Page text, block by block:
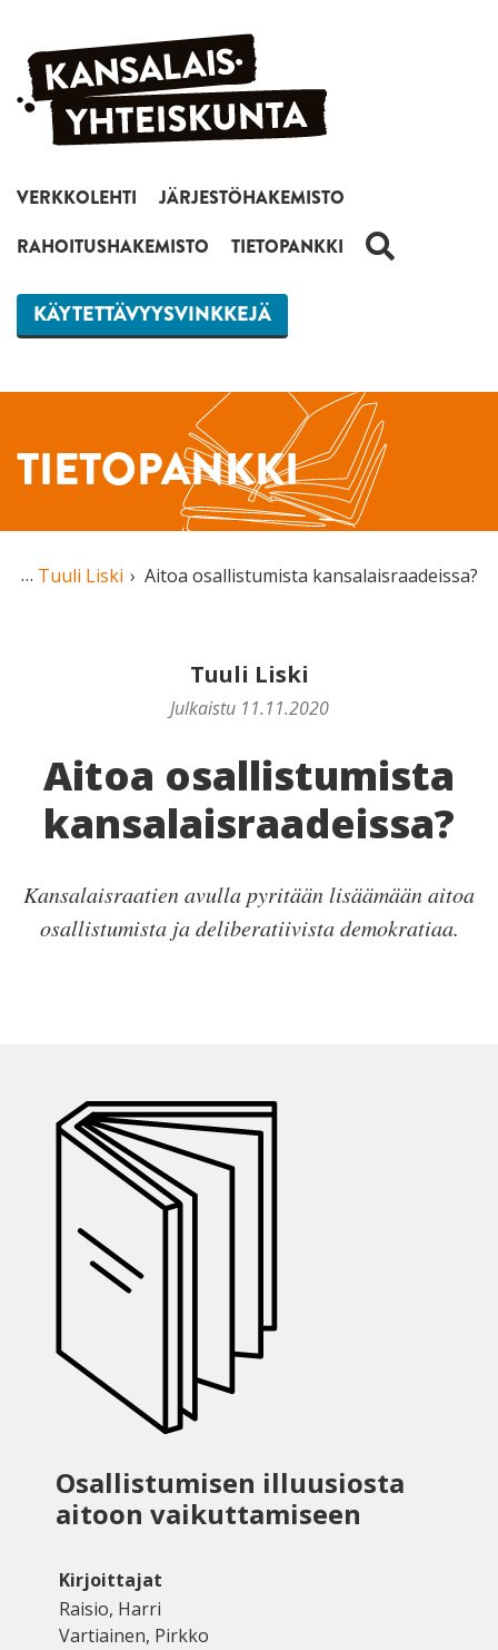
Siirry sisältöön
VERKKOLEHTI
JÄRJESTÖHAKEMISTO
RAHOITUSHAKEMISTO
TIETOPANKKI HAKU
KÄYTETTÄVYYSVINKKEJÄ
TIETOPANKKI
Tuuli Liski Aitoa osallistumista kansalaisraadeissa?
Tuuli Liski
Julkaistu 11.11.2020
Aitoa osallistumista
kansalaisraadeissa?
Kansalaisraatien avulla pyritään lisäämään aitoa
osallistumista ja deliberatiivista demokratiaa.
Osallistumisen illuusiosta
aitoon vaikuttamiseen
Kirjoittajat
Raisio, Harri
Vartiainen, Pirkko